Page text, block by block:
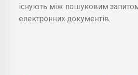
існують між пошуковим
електронних документів.